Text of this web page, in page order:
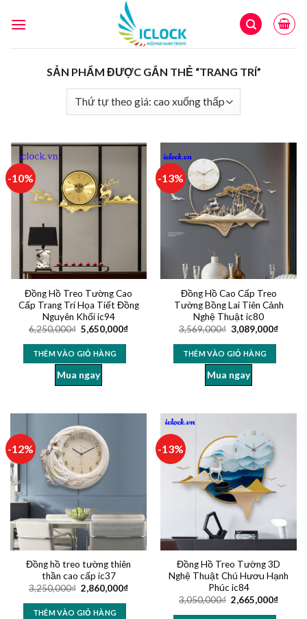
SẢN PHẨM ĐƯỢC GẮN THẺ “TRANG TRÍ”
-10%
Đồng Hồ Treo Tường Cao
Cấp Trang Trí Họa Tiết Đồng
Nguyên Khối ic94
6,250,000₫ 5,650,000₫
THÊM VÀO GIỎ HÀNG
Mua ngay
-13%
Đồng Hồ Cao Cấp Treo
Tường Bồng Lai Tiên Cảnh
Nghệ Thuật ic80
3,569,000₫ 3,089,000₫
THÊM VÀO GIỎ HÀNG
Mua ngay
-12%
Đồng hồ treo tường thiên
thần cao cấp ic37
3,250,000₫ 2,860,000₫
THÊM VÀO GIỎ HÀNG
-13%
Đồng Hồ Treo Tường 3D
Nghệ Thuật Chú Hươu Hạnh
Phúc ic84
3,050,000₫ 2,665,000₫